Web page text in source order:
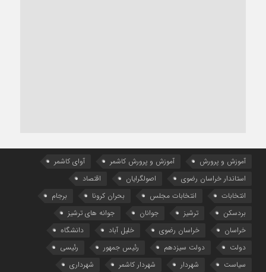
آموزش و پرورش آموزش و پرورش کاشمر
آوای کاشمر
استاندار خراسان رضوی
اصولگرایان
اقتصاد
انتخابات
انتخابات مجلس بحران کرونا
برجام
بردسکن
ترشیز جوانان
جوانه های ترشیز
خراسان
خراسان رضوی خلیل آباد
دانشگاه
دولت
دولت سیزدهم رئیس جمهور
رئیسی
سیاست
شهردار شهردار کاشمر شهرداری